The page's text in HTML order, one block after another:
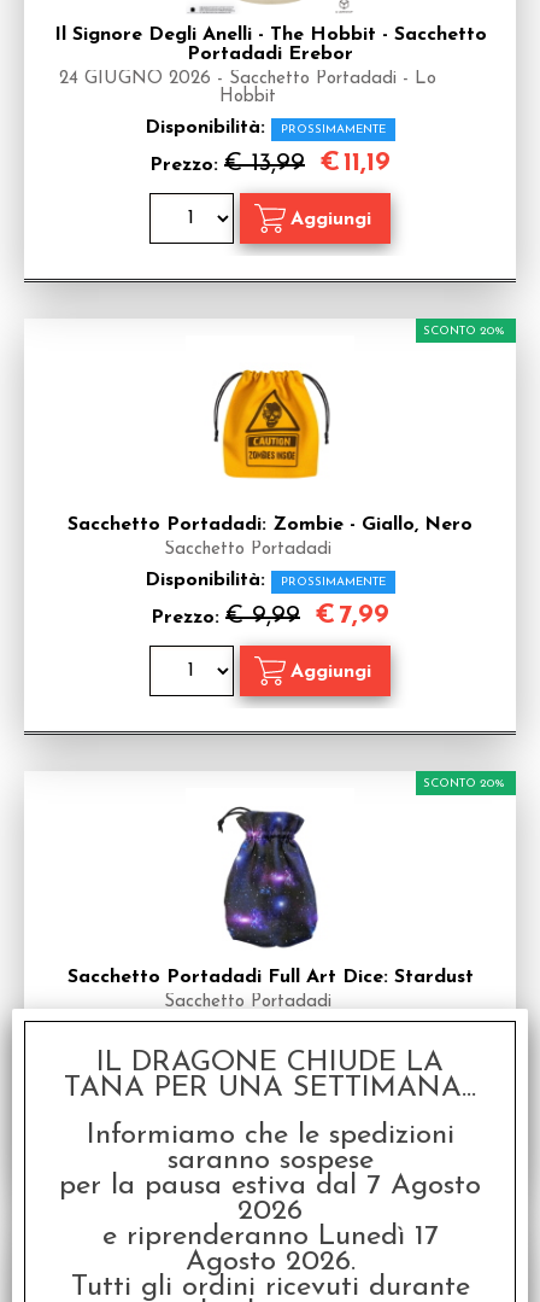
Il Signore Degli Anelli - The Hobbit - Sacchetto
Portadadi Erebor
24 GIUGNO 2026 - Sacchetto Portadadi - Lo
Hobbit
Disponibilità: PROSSIMAMENTE
Prezzo: € 13,99 €11,19
Sacchetto Portadadi: Zombie - Giallo, Nero
Sacchetto Portadadi
Disponibilità: PROSSIMAMENTE
Prezzo: € 9,99
SCONTO 20%
€ 7,99
Sacchetto Portadadi Full Art Dice: Stardust
Sacchetto Portadadi
Prezzo:€ 13,99
SCONTO 20%
€11,19
SCONTO 20%
IL DRAGONE CHIUDE LA
TANA PER UNA SETTIMANA...
Informiamo che le spedizioni
saranno sospese
per la pausa estiva dal 7 Agosto
2026
e riprenderanno Lunedì 17
Agosto 2026.
Tutti gli ordini ricevuti durante